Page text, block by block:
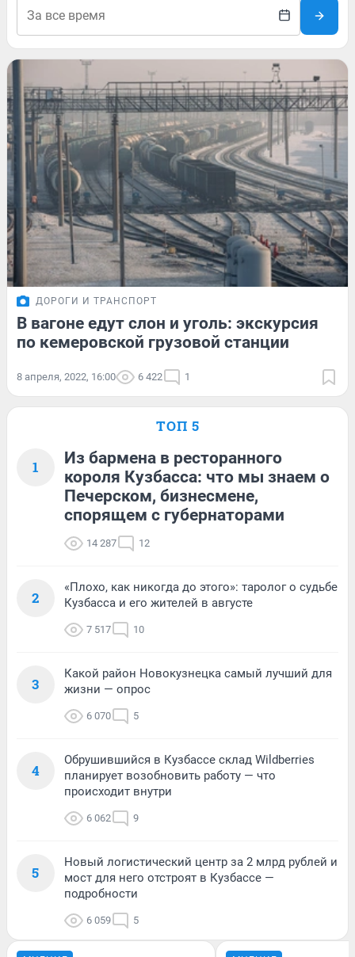
ДОРОГИ И ТРАНСПОРТ
В вагоне едут слон и уголь: экскурсия
по кемеровской грузовой станции
8 апреля, 2022, 16:00 6 422 1
ТОП 5
1
Из бармена в ресторанного
короля Кузбасса: что мы знаем о
Печерском, бизнесмене,
спорящем с губернаторами
14 287 12
2
«Плохо, как никогда до этого»: таролог о судьбе
Кузбасса и его жителей в августе
7 517 10
3
Какой район Новокузнецка самый лучший для
жизни — опрос
6 070 5
4
Обрушившийся в Кузбассе склад Wildberries
планирует возобновить работу — что
происходит внутри
6 062 9
5
Новый логистический центр за 2 млрд рублей и
мост для него отстроят в Кузбассе —
подробности
6 059 5